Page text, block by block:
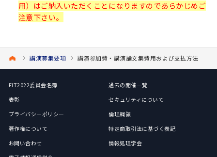
用）はご納入いただくことになりますのであらかじめご
注意下さい。
講演募集要項 講演参加費・講演論文集費用および支払方法
FIT2022委員会名簿
過去の開催一覧
表彰
セキュリティについて
プライバシーポリシー
倫理綱領
著作権について
特定商取引法に基づく表記
お問い合わせ
情報処理学会